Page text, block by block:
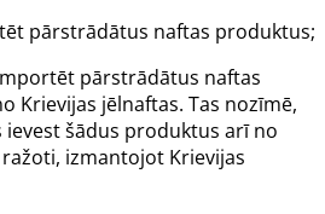
pārstrādātus naftas produktus;
pārstrādātus naftas
Krievijas jēlnaftas. Tas nozīmē,
ievest šādus produktus arī no
izmantojot Krievijas